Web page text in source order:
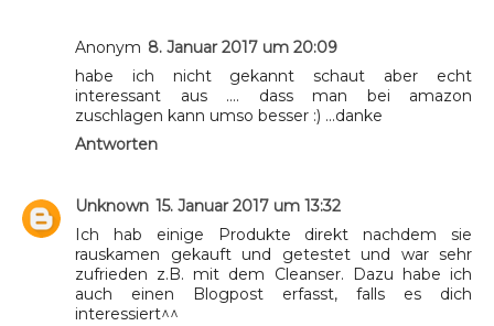
Anonym 8. Januar 2017 um 20:09
habe ich nicht gekannt schaut aber echt
interessant aus .... dass man bei amazon
zuschlagen kann umso besser :) ...danke
Antworten
Unknown 15. Januar 2017 um 13:32
Ich hab einige Produkte direkt nachdem sie
rauskamen gekauft und getestet und war sehr
zufrieden z.B. mit dem Cleanser. Dazu habe ich
auch einen Blogpost erfasst, falls es dich
interessiert^^